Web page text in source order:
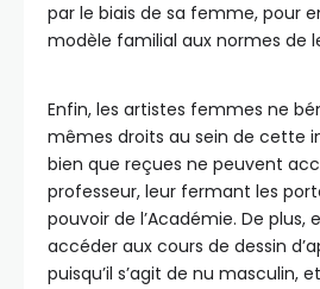
par le biais de sa femme, pour
modèle familial aux normes de
Enfin, les artistes femmes ne
mêmes droits au sein de cette
bien que reçues ne peuvent
professeur, leur fermant les
pouvoir de l’Académie. De plus,
accéder aux cours de dessin
puisqu’il s’agit de nu masculin,